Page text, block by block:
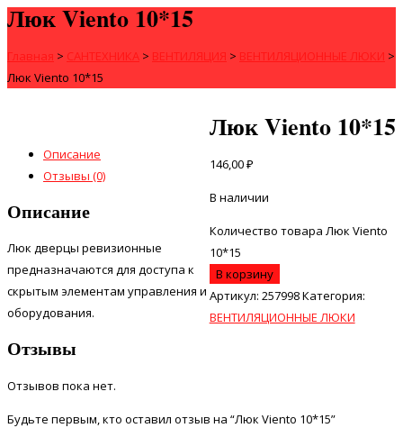
Люк Viento 10*15
Главная > САНТЕХНИКА > ВЕНТИЛЯЦИЯ > ВЕНТИЛЯЦИОННЫЕ ЛЮКИ >
Люк Viento 10*15
Люк Viento 10*15
146,00₽
В наличии
Количество товара Люк Viento
10*15
В корзину
Артикул: 257998Категория:
ВЕНТИЛЯЦИОННЫЕ ЛЮКИ
Описание
Отзывы (0)
Описание
Люк дверцы ревизионные
предназначаются для доступа к
скрытым элементам управления и
оборудования.
Отзывы
Отзывов пока нет.
Будьте первым, кто оставил отзыв на “Люк Viento 10*15”